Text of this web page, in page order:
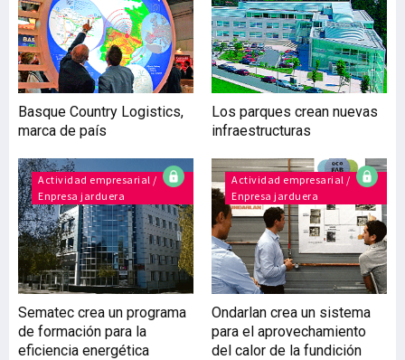
Basque Country Logistics,
marca de país
Los parques crean nuevas
infraestructuras
Actividad empresarial /
Enpresa jarduera
Sematec crea un programa
de formación para la
eficiencia energética
Actividad empresarial /
Enpresa jarduera
Ondarlan crea un sistema
para el aprovechamiento
del calor de la fundición